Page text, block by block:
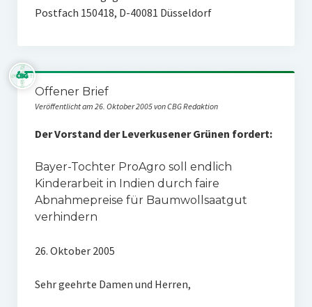
Postfach 150418, D-40081 Düsseldorf
Offener Brief
Veröffentlicht am 26. Oktober 2005 von CBG Redaktion
Der Vorstand der Leverkusener Grünen fordert:
Bayer-Tochter ProAgro soll endlich
Kinderarbeit in Indien durch faire
Abnahmepreise für Baumwollsaatgut
verhindern
26. Oktober 2005
Sehr geehrte Damen und Herren,